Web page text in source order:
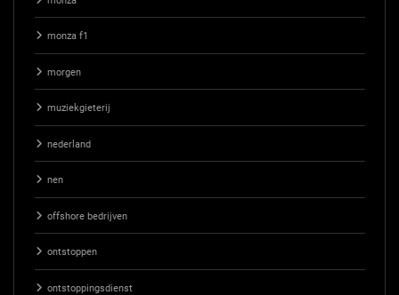
monza f1
morgen
muziekgieterij
nederland
nen
offshore bedrijven
ontstoppen
ontstoppingsdienst